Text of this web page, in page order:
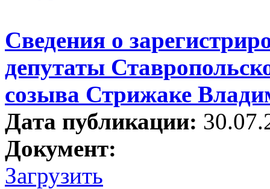
Сведения о
депутаты
созыва Стрижаке
Дата публикации:
Документ:
Загрузить